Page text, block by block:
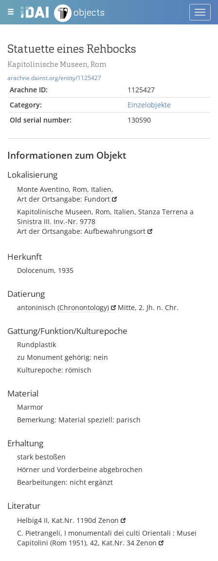
objects
Statuette eines Rehbocks
Kapitolinische Museen, Rom
arachne.dainst.org/entity/1125427
Arachne ID:
1125427
Category:
Einzelobjekte
Old serial number:
130590
Informationen zum Objekt
Lokalisierung
Monte Aventino, Rom, Italien,
Art der Ortsangabe: Fundort
Kapitolinische Museen, Rom, Italien, Stanza Terrena a
Sinistra III. Inv.-Nr. 9778
Art der Ortsangabe: Aufbewahrungsort
Herkunft
Dolocenum, 1935
Datierung
antoninisch (Chronontology) Mitte, 2. Jh. n. Chr.
Gattung/Funktion/Kulturepoche
Rundplastik
zu Monument gehörig: nein
Kulturepoche: römisch
Material
Marmor
Bemerkung: Material speziell: parisch
Erhaltung
stark bestoßen
Hörner und Vorderbeine abgebrochen
Bearbeitungen: nicht ergänzt
Literatur
Helbig4 II, Kat.Nr. 1190d Zenon
C. Pietrangeli, I monumentali dei culti Orientali : Musei
Capitolini (Rom 1951), 42, Kat.Nr. 34 Zenon